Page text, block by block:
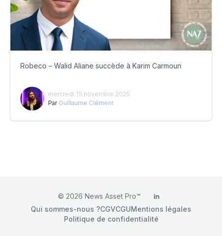
Robeco – Walid Aliane succède à Karim Carmoun
mercredi 19 novembre 2025
Par Guillaume Clément
© 2026 News Asset Pro™ LinkedIn
Qui sommes-nous ?CGVCGUMentions légales
Politique de confidentialité